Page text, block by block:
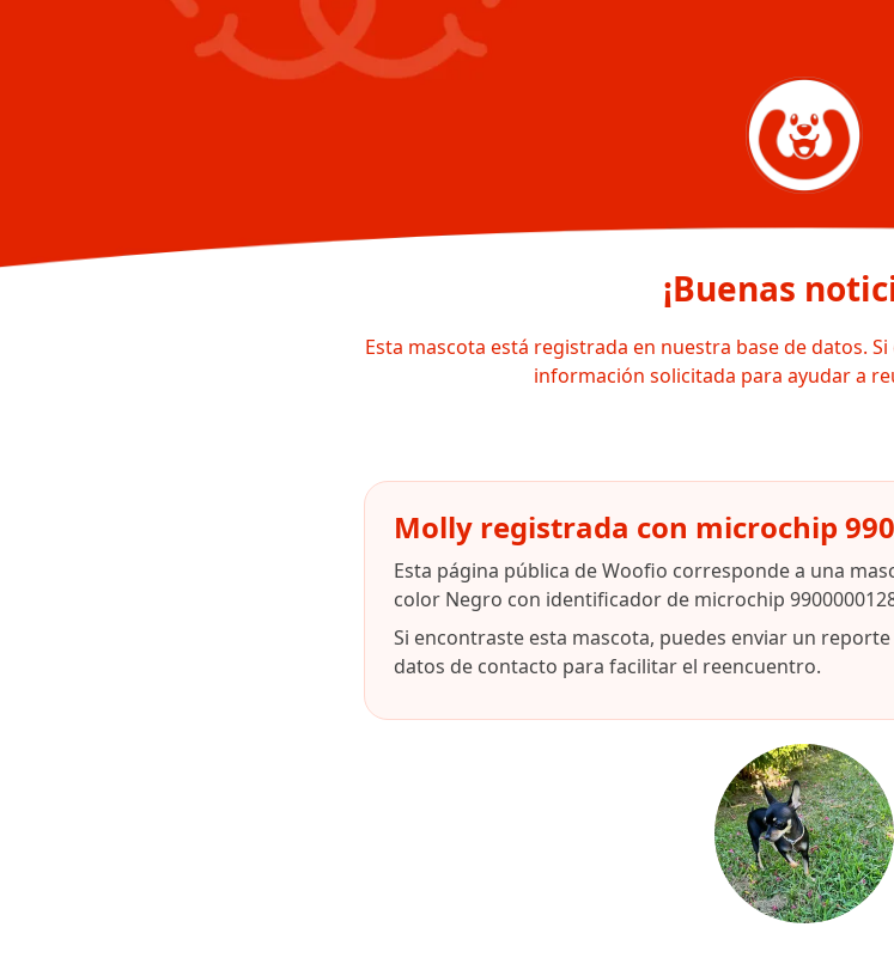
¡Buenas
Esta mascota está registrada en nuestra base de datos.
información solicitada para ayudar a
Molly registrada con microchip
Esta página pública de Woofio corresponde a una
color Negro con identificador de microchip
Si encontraste esta mascota, puedes enviar un
datos de contacto para facilitar el reencuentro.